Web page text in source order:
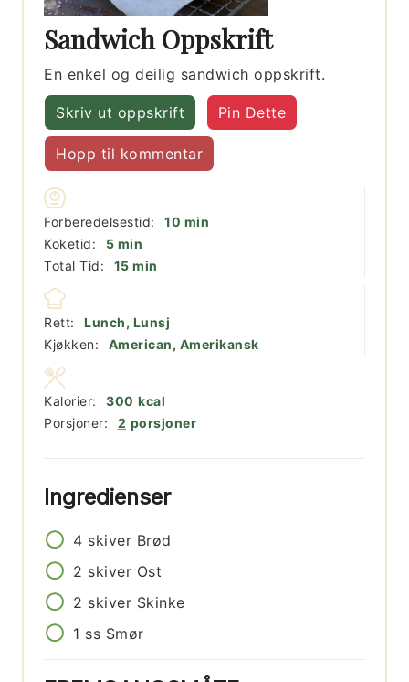
Sandwich Oppskrift
En enkel og deilig sandwich oppskrift.
Skriv ut oppskrift Pin Dette
Hopp til kommentar
Forberedelsestid: 10 minutter
min
Koketid:
5minutter
min
Total Tid:
15minutter
min
Rett:
Lunch, Lunsj
Kjøkken:
American, Amerikansk
Porsjoner: 2 porsjoner
Kalorier: 300 kcal
Ingredienser
4 skiver Brød
2 skiver Ost
2 skiver Skinke
1 ss Smør